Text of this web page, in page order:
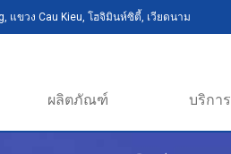
แขวง Cau Kieu, โฮจิมินห์ซิตี้, เวียดนาม
ผลิตภัณฑ์ บริการ